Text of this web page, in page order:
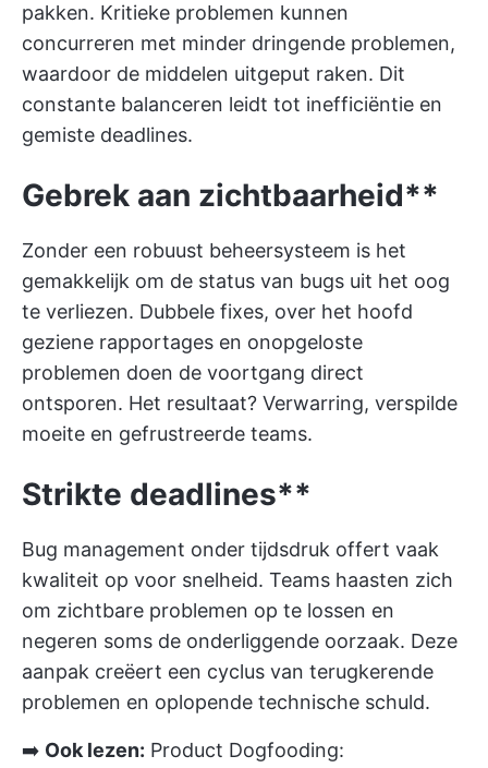
pakken. Kritieke problemen kunnen
concurreren met minder dringende problemen,
waardoor de middelen uitgeput raken. Dit
constante balanceren leidt tot inefficiëntie en
gemiste deadlines.
Gebrek aan zichtbaarheid**
Zonder een robuust beheersysteem is het
gemakkelijk om de status van bugs uit het oog
te verliezen. Dubbele fixes, over het hoofd
geziene rapportages en onopgeloste
problemen doen de voortgang direct
ontsporen. Het resultaat? Verwarring, verspilde
moeite en gefrustreerde teams.
Strikte deadlines**
Bug management onder tijdsdruk offert vaak
kwaliteit op voor snelheid. Teams haasten zich
om zichtbare problemen op te lossen en
negeren soms de onderliggende oorzaak. Deze
aanpak creëert een cyclus van terugkerende
problemen en oplopende technische schuld.
➡️ Ook lezen: Product Dogfooding: